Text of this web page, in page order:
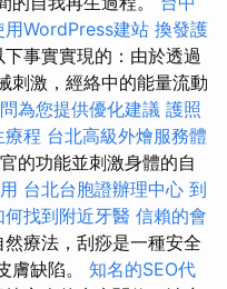
用WordPress建站 換發護
事實實現的：由於透過
刺激，經絡中的能量流動
為您提供優化建議 護照
療程 台北高級外燴服務體
的功能並刺激身體的自
台北台胞證辦理中心 到
何找到附近牙醫 信賴的會
療法，刮痧是一種安全
膚缺陷。 知名的SEO代